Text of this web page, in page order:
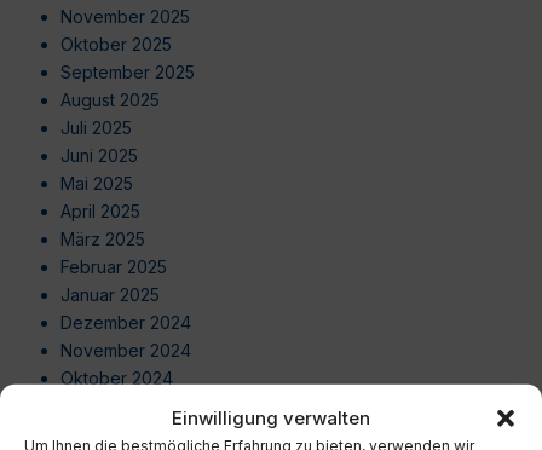
Einwilligung verwalten
Um Ihnen die bestmögliche Erfahrung zu bieten, verwenden wir
November 2025
Oktober 2025
September 2025
August 2025
Juli 2025
Juni 2025
Mai 2025
April 2025
März 2025
Februar 2025
Januar 2025
Dezember 2024
November 2024
Oktober 2024